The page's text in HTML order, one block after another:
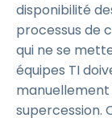
disponibilité
processus de
qui ne se
équipes TI
manuellement
supercession.